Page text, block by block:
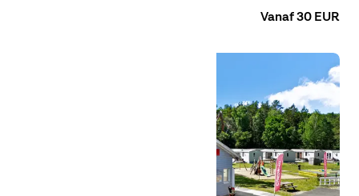
Vanaf 30 EUR